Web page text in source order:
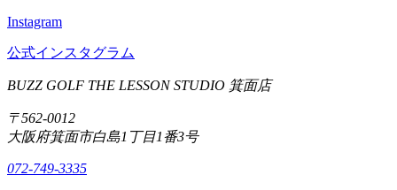
Instagram
公式インスタグラム
BUZZ GOLF THE LESSON STUDIO 箕面店
〒562-0012
大阪府箕面市白島1丁目1番3号
072-749-3335